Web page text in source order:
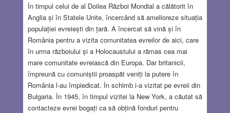
În timpul celui de al Doilea Război Mondial a călătorit în
Anglia și în Statele Unite, încercând să amelioreze situația
populației evreiești din țară. A încercat să vină și în
România pentru a vizita comunitatea evreilor de aici, care
în urma războiului și a Holocaustului a rămas cea mai
mare comunitate evreiască din Europa. Dar britanicii,
împreună cu comuniștii proaspăt veniți la putere în
România l-au împiedicat. În schimb i-a vizitat pe evreii din
Bulgaria. În 1945, în timpul vizitei la New York, a căutat să
contacteze evrei bogați ca să obțină fonduri pentru